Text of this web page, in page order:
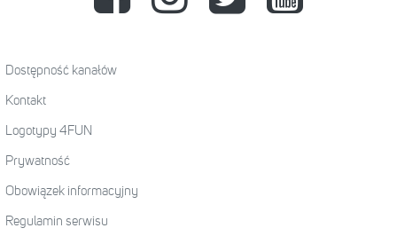
Dostępność kanałów
Kontakt
Logotypy 4FUN
Prywatność
Obowiązek informacyjny
Regulamin serwisu